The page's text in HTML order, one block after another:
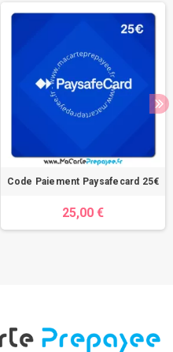
Code Paiement Paysafecard 25€
25,00 €